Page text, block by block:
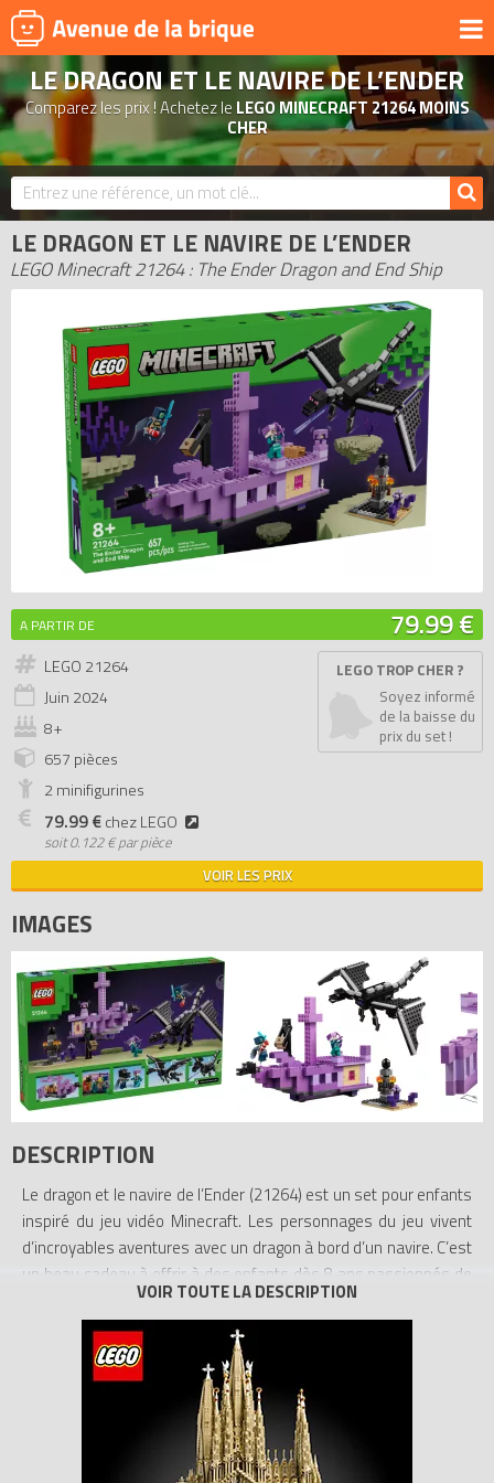
UNIVERS
PRODUITS DÉRIVÉS
NOUVEAUTÉS
LEGO 2026
BONS PLANS
ACTUALITÉS
ASSOCIATIONS DE FANS
EXPOSITIONS LEGO
LEGO LES PLUS CHERS
DERNIERS LEGO AJOUTÉS
LE DRAGON ET LE NAVIRE DE L’ENDER
Comparez les prix ! Achetez le LEGO MINECRAFT 21264 MOINS
CHER
LE DRAGON ET LE NAVIRE DE L’ENDER
LEGO Minecraft 21264 : The Ender Dragon and End Ship
A PARTIR DE 79.99 €
LEGO 21264
Juin 2024
8+
657 pièces
2 minifigurines
79.99 €chez LEGO
soit0.122 € par pièce
LEGO TROP CHER ?
Soyez informé
de la baisse du
prix du set !
VOIR LES PRIX
IMAGES
DESCRIPTION
Le dragon et le navire de l’Ender (21264) est un set pour enfants
inspiré du jeu vidéo Minecraft. Les personnages du jeu vivent
d’incroyables aventures avec un dragon à bord d’un navire. C’est
un beau cadeau à offrir à des enfants dès 8 ans passionnés de
jouets en briques.
Les joueurs pénètrent dans le biome de l’End, où ils combattent
le dragon de l'Ender. Tous les membres de ce modèle Minecraft
articulé sont mobiles et réglables. Le navire de l’Ender dispose
d’un intérieur équipé, accessible via le toit et les côtés ouvrants.
La tête de dragon à la proue peut être retirée et utilisée comme
un casque. À l’intérieur, les enfants peuvent trouver un alambic